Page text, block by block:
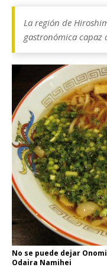
La región de
gastronómica capaz
No se puede dejar
Odaira Namihei